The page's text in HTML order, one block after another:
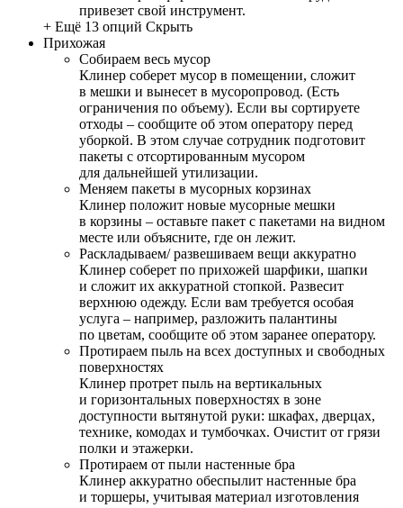
привезет свой инструмент.
+ Ещё 13 опций Скрыть
Прихожая
Собираем весь мусор
Клинер соберет мусор в помещении, сложит
в мешки и вынесет в мусоропровод. (Есть
ограничения по объему). Если вы сортируете
отходы – сообщите об этом оператору перед
уборкой. В этом случае сотрудник подготовит
пакеты с отсортированным мусором
для дальнейшей утилизации.
Меняем пакеты в мусорных корзинах
Клинер положит новые мусорные мешки
в корзины – оставьте пакет с пакетами на видном
месте или объясните, где он лежит.
Раскладываем/ развешиваем вещи аккуратно
Клинер соберет по прихожей шарфики, шапки
и сложит их аккуратной стопкой. Развесит
верхнюю одежду. Если вам требуется особая
услуга – например, разложить палантины
по цветам, сообщите об этом заранее оператору.
Протираем пыль на всех доступных и свободных
поверхностях
Клинер протрет пыль на вертикальных
и горизонтальных поверхностях в зоне
доступности вытянутой руки: шкафах, дверцах,
технике, комодах и тумбочках. Очистит от грязи
полки и этажерки.
Протираем от пыли настенные бра
Клинер аккуратно обеспылит настенные бра
и торшеры, учитывая материал изготовления